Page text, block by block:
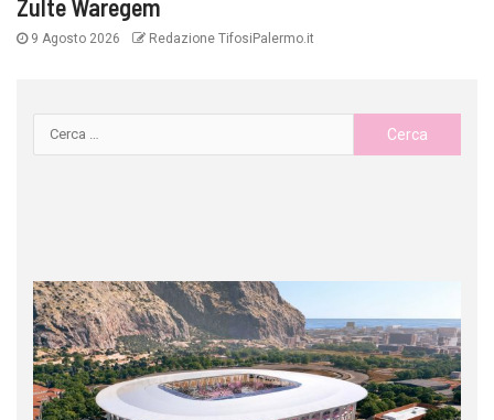
Zulte Waregem
9 Agosto 2026 Redazione TifosiPalermo.it